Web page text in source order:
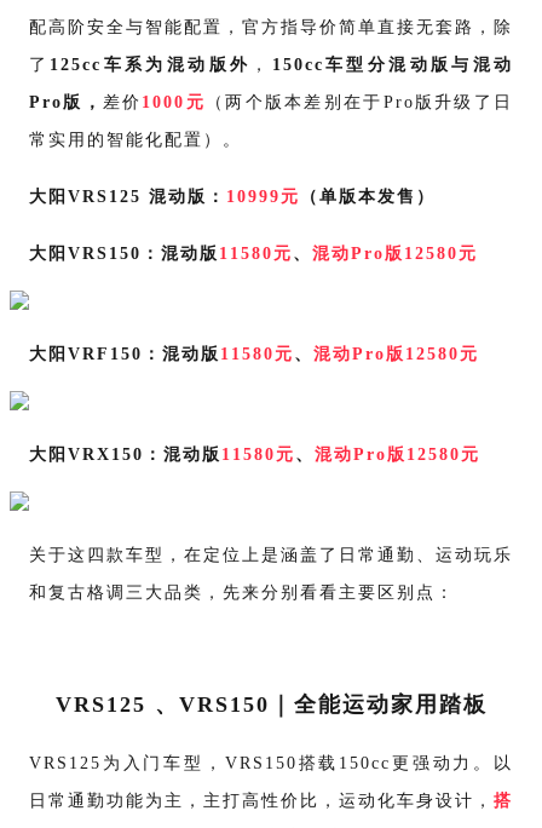
配高阶安全与智能配置，官方指导价 简单直接无套路 ，除
了 125cc车系为混动版外 ， 150cc车型分混动版与混动
Pro版， 差价 1000元 （两个版本差别在于Pro版升级了日
常实用的智能化配置 ）。
大阳 VRS125 混动版： 10999元 （单版本发售）
大阳 VRS150：混动版 11580元 、 混动Pro版12580元
大阳 VRF150：混动版 11580元 、 混动Pro版12580元
大阳 VRX150：混动版 11580元 、 混动Pro版12580元
关于这 四款车型 ， 在 定位 上是涵盖了日常通勤、运动玩乐
和复古格调三大品类，先来分别看看主要区别点：
VRS125 、 VRS150 全能运动家用踏板
VRS125为入门车型，VRS150搭载 150cc更强动力。以
日常通勤功能为主，主打高性价比，运动化车身设计， 搭